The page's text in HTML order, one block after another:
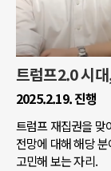
트럼프2.0 시
2025.2.19. 진행
트럼프 재집권을 맞
전망에 대해 해당
고민해 보는 자리.